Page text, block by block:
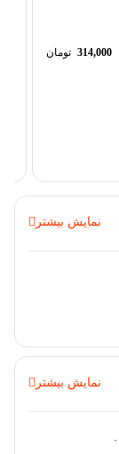
314,000 تومان
نمایش بیشتر
نمایش بیشتر